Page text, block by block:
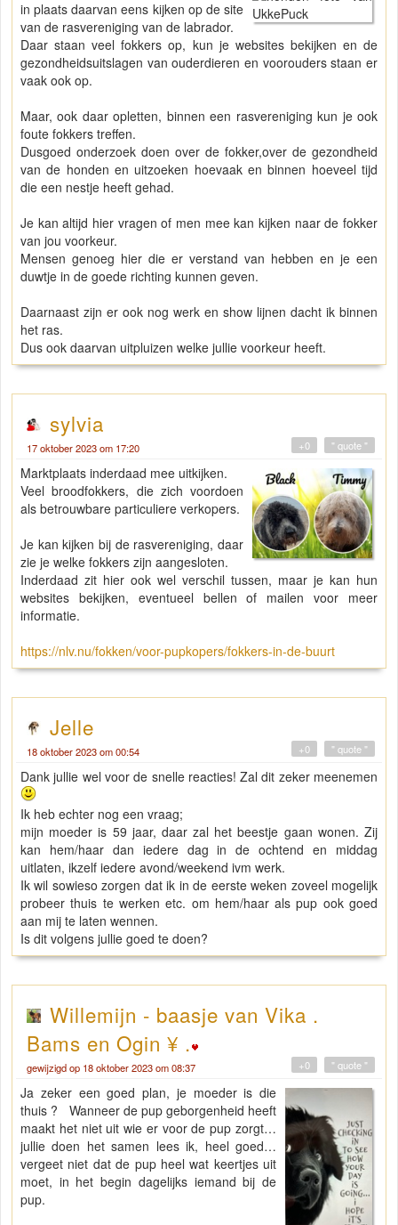
in plaats daarvan eens kijken op de site
van de rasvereniging van de labrador.
Daar staan veel fokkers op, kun je websites bekijken en de
gezondheidsuitslagen van ouderdieren en voorouders staan er
vaak ook op.
Maar, ook daar opletten, binnen een rasvereniging kun je ook
foute fokkers treffen.
Dusgoed onderzoek doen over de fokker,over de gezondheid
van de honden en uitzoeken hoevaak en binnen hoeveel tijd
die een nestje heeft gehad.
Je kan altijd hier vragen of men mee kan kijken naar de fokker
van jou voorkeur.
Mensen genoeg hier die er verstand van hebben en je een
duwtje in de goede richting kunnen geven.
Daarnaast zijn er ook nog werk en show lijnen dacht ik binnen
het ras.
Dus ook daarvan uitpluizen welke jullie voorkeur heeft.
sylvia
17 oktober 2023 om 17:20 " quote "
+0
Marktplaats inderdaad mee uitkijken.
Veel broodfokkers, die zich voordoen
als betrouwbare particuliere verkopers.
Je kan kijken bij de rasvereniging, daar
zie je welke fokkers zijn aangesloten.
Inderdaad zit hier ook wel verschil tussen, maar je kan hun
websites bekijken, eventueel bellen of mailen voor meer
informatie.
https://nlv.nu/fokken/voor-pupkopers/fokkers-in-de-buurt
Jelle
18 oktober 2023 om 00:54 " quote "
+0
Dank jullie wel voor de snelle reacties! Zal dit zeker meenemen
Ik heb echter nog een vraag;
mijn moeder is 59 jaar, daar zal het beestje gaan wonen. Zij
kan hem/haar dan iedere dag in de ochtend en middag
uitlaten, ikzelf iedere avond/weekend ivm werk.
Ik wil sowieso zorgen dat ik in de eerste weken zoveel mogelijk
probeer thuis te werken etc. om hem/haar als pup ook goed
aan mij te laten wennen.
Is dit volgens jullie goed te doen?
Willemijn - baasje van Vika .
Bams en Ogin ¥ .
gewijzigd op 18 oktober 2023 om 08:37 " quote "
+0
Ja zeker een goed plan, je moeder is die
thuis ? Wanneer de pup geborgenheid heeft
maakt het niet uit wie er voor de pup zorgt…
jullie doen het samen lees ik, heel goed…
vergeet niet dat de pup heel wat keertjes uit
moet, in het begin dagelijks iemand bij de
pup.